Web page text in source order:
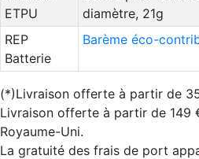
ETPU
diamètre, 21g
REP
Batterie
Barème éco-
(*)Livraison offerte à partir de
Livraison offerte à partir de 149
Royaume-Uni.
La gratuité des frais de port